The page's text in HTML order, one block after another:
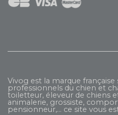
Vivog est la marque
professionnels du chien et
toiletteur, éleveur de chiens
animalerie, grossiste,
pensionneur,... ce site vous